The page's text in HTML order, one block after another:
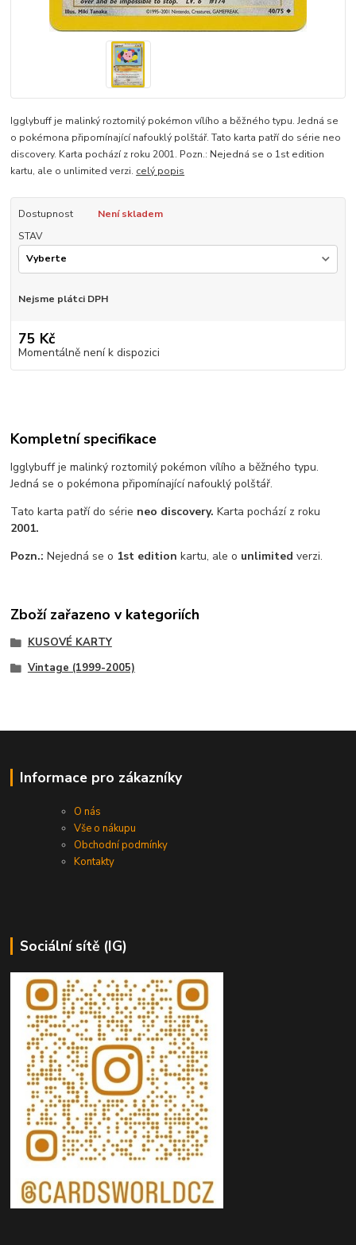
Igglybuff je malinký roztomilý pokémon vílího a běžného typu. Jedná se
o pokémona připomínající nafouklý polštář. Tato karta patří do série neo
discovery. Karta pochází z roku 2001. Pozn.: Nejedná se o 1st edition
kartu, ale o unlimited verzi. celý popis
Dostupnost
Není skladem
STAV
Nejsme plátci DPH
75 Kč
Momentálně není k dispozici
Kompletní specifikace
Igglybuff je malinký roztomilý pokémon vílího a běžného typu.
Jedná se o pokémona připomínající nafouklý polštář.
Tato karta patří do série neo discovery.Karta pochází z roku
2001.
Pozn.:Nejedná se o 1st edition kartu, ale o unlimited verzi.
Zboží zařazeno v kategoriích
KUSOVÉ KARTY
Vintage (1999-2005)
Informace pro zákazníky
O nás
Vše o nákupu
Obchodní podmínky
Kontakty
Sociální sítě (IG)